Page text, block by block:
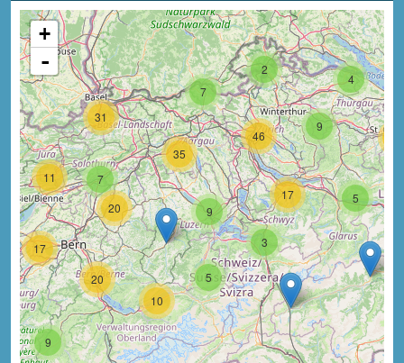
9
5
4
3
5
9
17
11 7
31
9
17
10
20
20
7
2
35
46
+
-